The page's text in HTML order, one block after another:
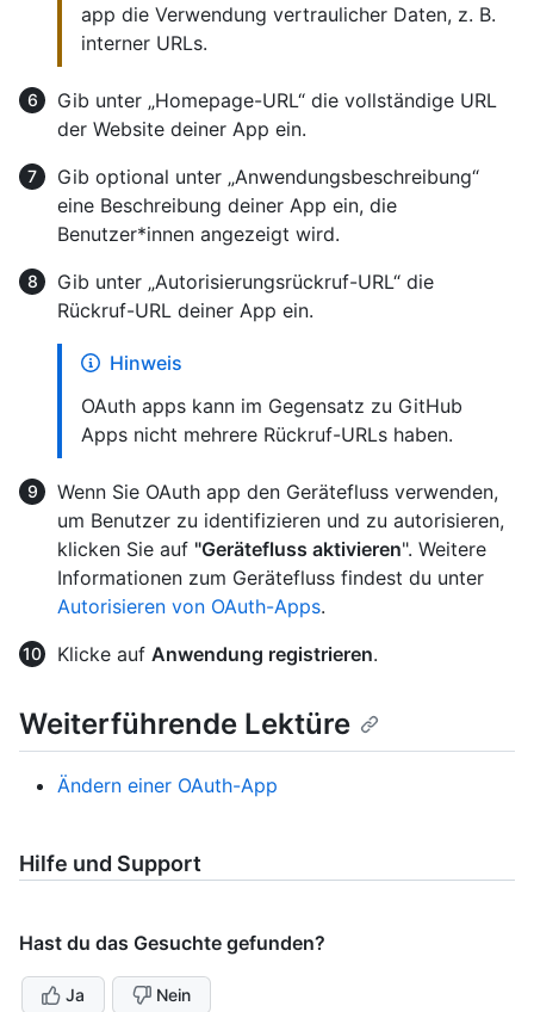
app die Verwendung vertraulicher Daten, z. B.
interner URLs.
Gib unter „Homepage-URL“ die vollständige URL
der Website deiner App ein.
Gib optional unter „Anwendungsbeschreibung“
eine Beschreibung deiner App ein, die
Benutzer*innen angezeigt wird.
Gib unter „Autorisierungsrückruf-URL“ die
Rückruf-URL deiner App ein.
Hinweis
OAuth apps kann im Gegensatz zu GitHub
Apps nicht mehrere Rückruf-URLs haben.
Wenn Sie OAuth app den Gerätefluss verwenden,
um Benutzer zu identifizieren und zu autorisieren,
klicken Sie auf "Gerätefluss aktivieren". Weitere
Informationen zum Gerätefluss findest du unter
Autorisieren von OAuth-Apps.
Klicke auf Anwendung registrieren.
Weiterführende Lektüre
Ändern einer OAuth-App
Hilfe und Support
Hast du das Gesuchte gefunden?
Ja Nein